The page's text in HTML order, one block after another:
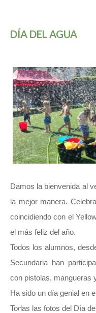
DÍA DEL AGUA
Damos la bienvenida al
la mejor manera.
coincidiendo con el
el más feliz del año.
Todos los alumnos,
Secundaria han
con pistolas, mangueras
Ha sido un día genial en
Todas las fotos del Día